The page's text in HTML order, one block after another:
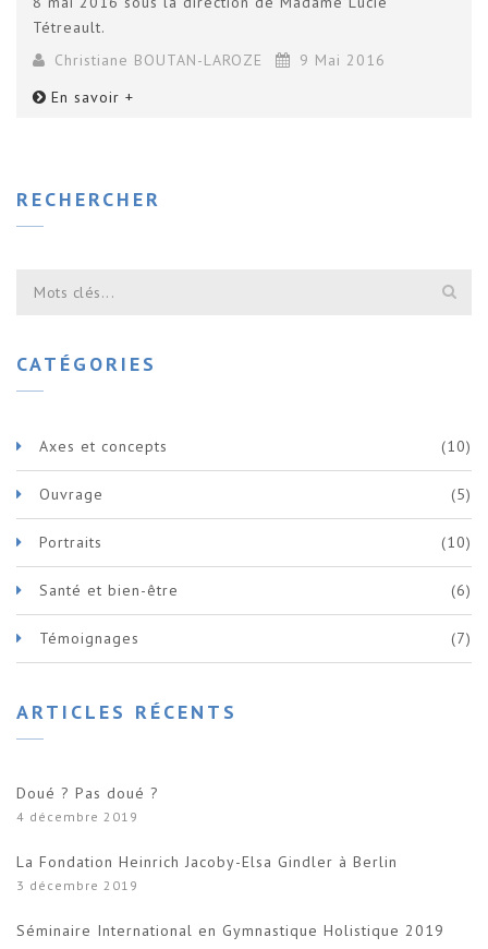
Tétreault.
Christiane BOUTAN-LAROZE
9 Mai 2016
En savoir +
RECHERCHER
CATÉGORIES
Axes et concepts (10)
Ouvrage (5)
Portraits (10)
Santé et bien-être (6)
Témoignages (7)
ARTICLES RÉCENTS
Doué ? Pas doué ?
4 décembre 2019
La Fondation Heinrich Jacoby-Elsa Gindler à Berlin
3 décembre 2019
Séminaire International en Gymnastique Holistique 2019